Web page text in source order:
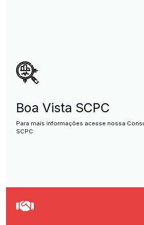
Boa Vista SCPC
Para mais informações acesse nossa
SCPC